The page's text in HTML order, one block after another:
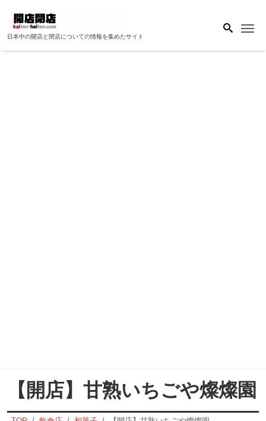
日本中の開店と閉店についての情報を集めたサイト
【開店】甘熟いちごや燦燦園